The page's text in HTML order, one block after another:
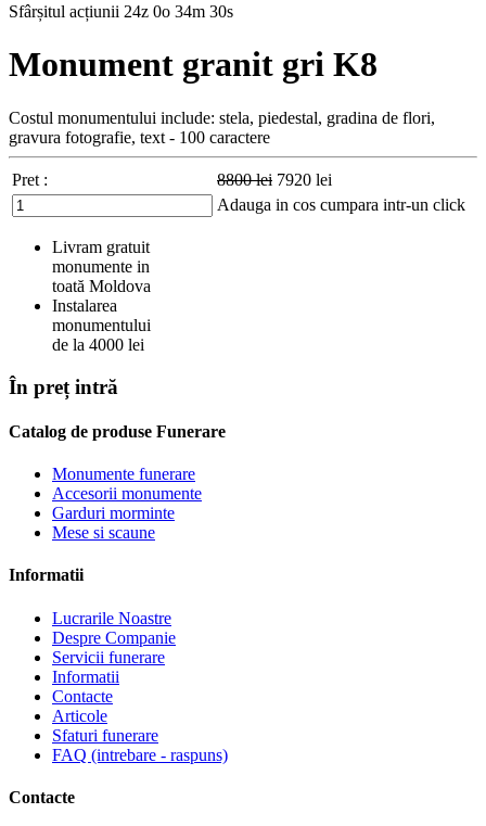
Sfârșitul acțiunii 24z 0o 34m 29s
Monument granit gri K8
Costul monumentului include: stela, piedestal, gradina de flori,
gravura fotografie, text - 100 caractere
Pret : 8800lei 7920 lei
Adauga in cos cumpara intr-un click
Livram gratuit
monumente in
toată Moldova
Instalarea
monumentului
de la 4000 lei
În preț intră
Catalog de produse Funerare
Monumente funerare
Accesorii monumente
Garduri morminte
Mese si scaune
Informatii
Lucrarile Noastre
Despre Companie
Servicii funerare
Informatii
Contacte
Articole
Sfaturi funerare
FAQ (intrebare - raspuns)
Contacte